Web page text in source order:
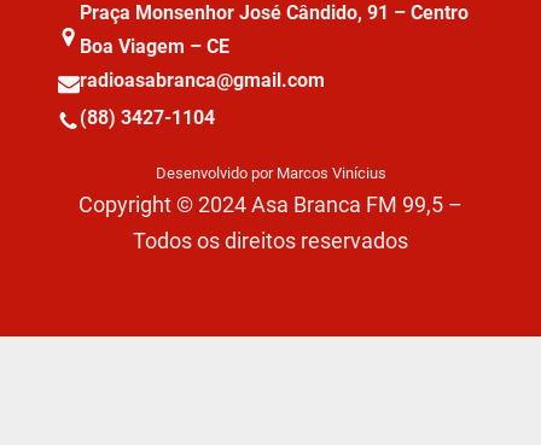
Praça Monsenhor José Cândido, 91 – Centro
Boa Viagem – CE
radioasabranca@gmail.com
(88) 3427-1104
Desenvolvido por Marcos Vinícius
Copyright © 2024 Asa Branca FM 99,5 –
Todos os direitos reservados